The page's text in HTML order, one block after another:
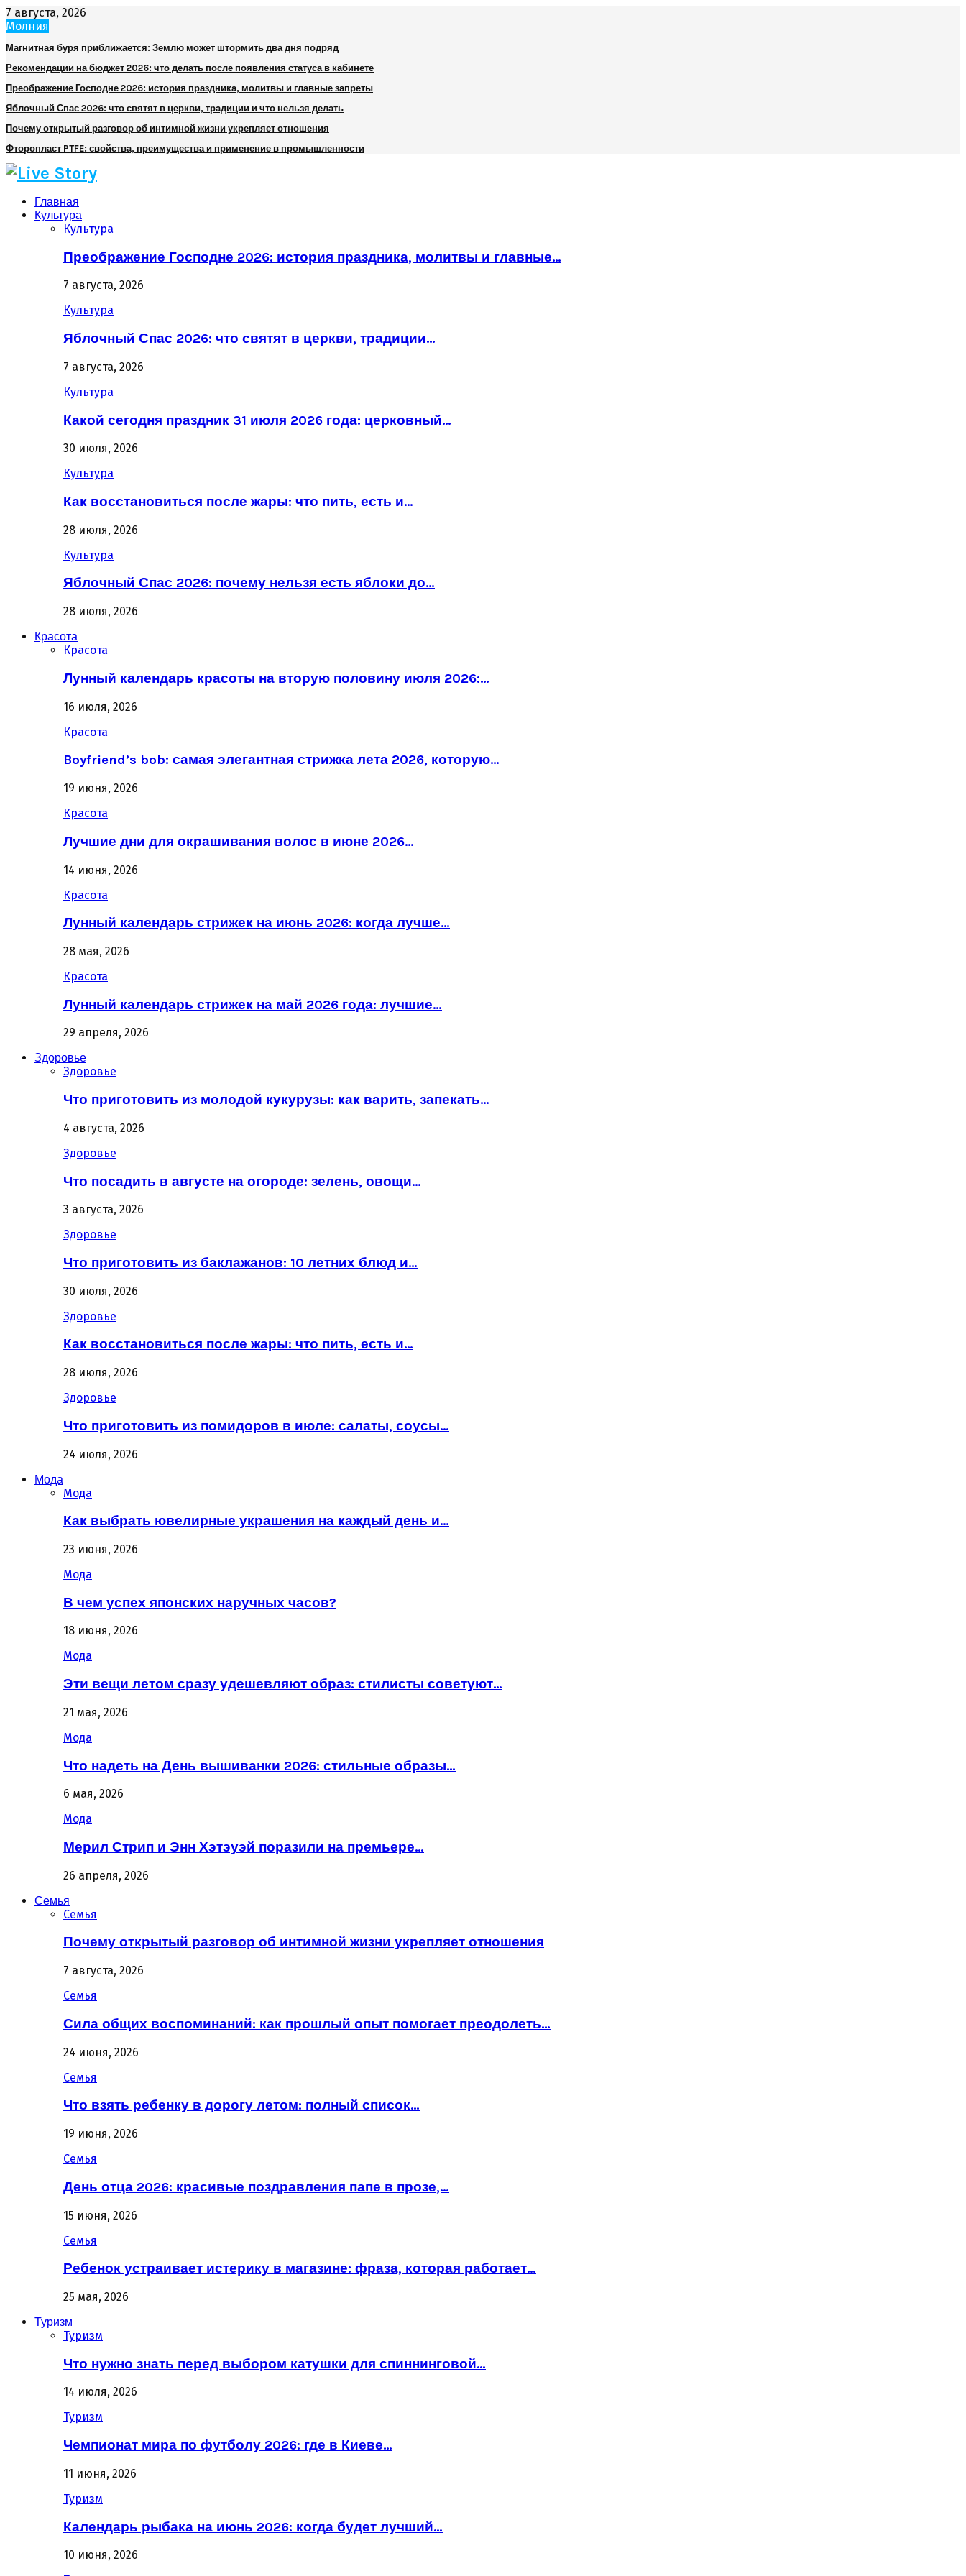
7 августа, 2026
Молния
Магнитная буря приближается: Землю может штормить два дня подряд
Рекомендации на бюджет 2026: что делать после появления статуса в кабинете
Преображение Господне 2026: история праздника, молитвы и главные запреты
Яблочный Спас 2026: что святят в церкви, традиции и что нельзя делать
Почему открытый разговор об интимной жизни укрепляет отношения
Фторопласт PTFE: свойства, преимущества и применение в промышленности
Главная
Культура
Культура
Преображение Господне 2026: история праздника, молитвы и главные…
7 августа, 2026
Культура
Яблочный Спас 2026: что святят в церкви, традиции…
7 августа, 2026
Культура
Какой сегодня праздник 31 июля 2026 года: церковный…
30 июля, 2026
Культура
Как восстановиться после жары: что пить, есть и…
28 июля, 2026
Культура
Яблочный Спас 2026: почему нельзя есть яблоки до…
28 июля, 2026
Красота
Красота
Лунный календарь красоты на вторую половину июля 2026:…
16 июля, 2026
Красота
Boyfriend’s bob: самая элегантная стрижка лета 2026, которую…
19 июня, 2026
Красота
Лучшие дни для окрашивания волос в июне 2026…
14 июня, 2026
Красота
Лунный календарь стрижек на июнь 2026: когда лучше…
28 мая, 2026
Красота
Лунный календарь стрижек на май 2026 года: лучшие…
29 апреля, 2026
Здоровье
Здоровье
Что приготовить из молодой кукурузы: как варить, запекать…
4 августа, 2026
Здоровье
Что посадить в августе на огороде: зелень, овощи…
3 августа, 2026
Здоровье
Что приготовить из баклажанов: 10 летних блюд и…
30 июля, 2026
Здоровье
Как восстановиться после жары: что пить, есть и…
28 июля, 2026
Здоровье
Что приготовить из помидоров в июле: салаты, соусы…
24 июля, 2026
Мода
Мода
Как выбрать ювелирные украшения на каждый день и…
23 июня, 2026
Мода
В чем успех японских наручных часов?
18 июня, 2026
Мода
Эти вещи летом сразу удешевляют образ: стилисты советуют…
21 мая, 2026
Мода
Что надеть на День вышиванки 2026: стильные образы…
6 мая, 2026
Мода
Мерил Стрип и Энн Хэтэуэй поразили на премьере…
26 апреля, 2026
Семья
Семья
Почему открытый разговор об интимной жизни укрепляет отношения
7 августа, 2026
Семья
Сила общих воспоминаний: как прошлый опыт помогает преодолеть…
24 июня, 2026
Семья
Что взять ребенку в дорогу летом: полный список…
19 июня, 2026
Семья
День отца 2026: красивые поздравления папе в прозе,…
15 июня, 2026
Семья
Ребенок устраивает истерику в магазине: фраза, которая работает…
25 мая, 2026
Туризм
Туризм
Что нужно знать перед выбором катушки для спиннинговой…
14 июля, 2026
Туризм
Чемпионат мира по футболу 2026: где в Киеве…
11 июня, 2026
Туризм
Календарь рыбака на июнь 2026: когда будет лучший…
10 июня, 2026